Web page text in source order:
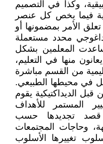
وكذا في التصميم
فيما يخص كل عنصر
الأمر بمضمونها أو
محدد مستعملة
المعلمين بشكل
منها في التعليم،
من القسم مباشرة
في محيطها الطبيعي.
قبل الديداكتيكية يقوم
المستمر للأهداف
قصد تجديدها حسب
وحاجات المجتمعات
تغييرها الأسلوب